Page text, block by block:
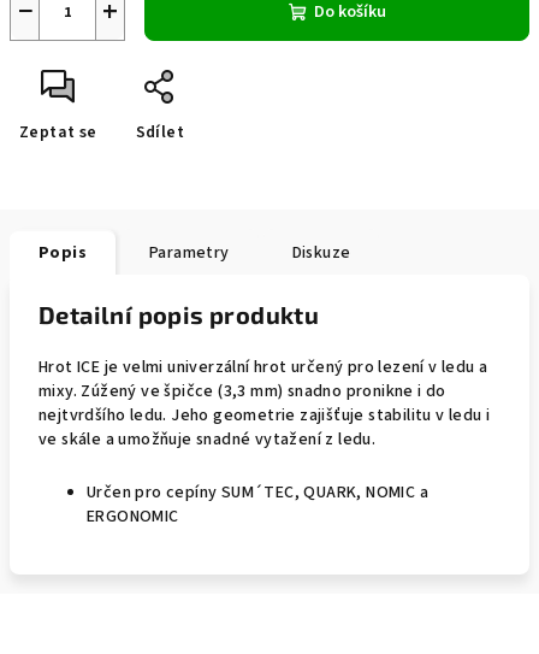
+
− Do košíku
Zeptat se Sdílet
Popis Parametry Diskuze
Detailní popis produktu
Hrot ICE je velmi univerzální hrot určený pro lezení v ledu a
mixy. Zúžený ve špičce (3,3 mm) snadno pronikne i do
nejtvrdšího ledu. Jeho geometrie zajišťuje stabilitu v ledu i
ve skále a umožňuje snadné vytažení z ledu.
Určen pro cepíny SUM´TEC, QUARK, NOMIC a
ERGONOMIC